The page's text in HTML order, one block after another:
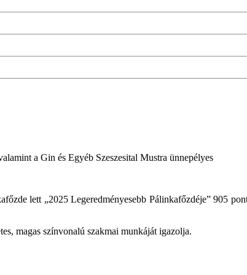
a Gin és Egyéb Szeszesital Mustra ünnepélyes
lett „2025 Legeredményesebb Pálinkafőzdéje” 905
magas színvonalú szakmai munkáját igazolja.